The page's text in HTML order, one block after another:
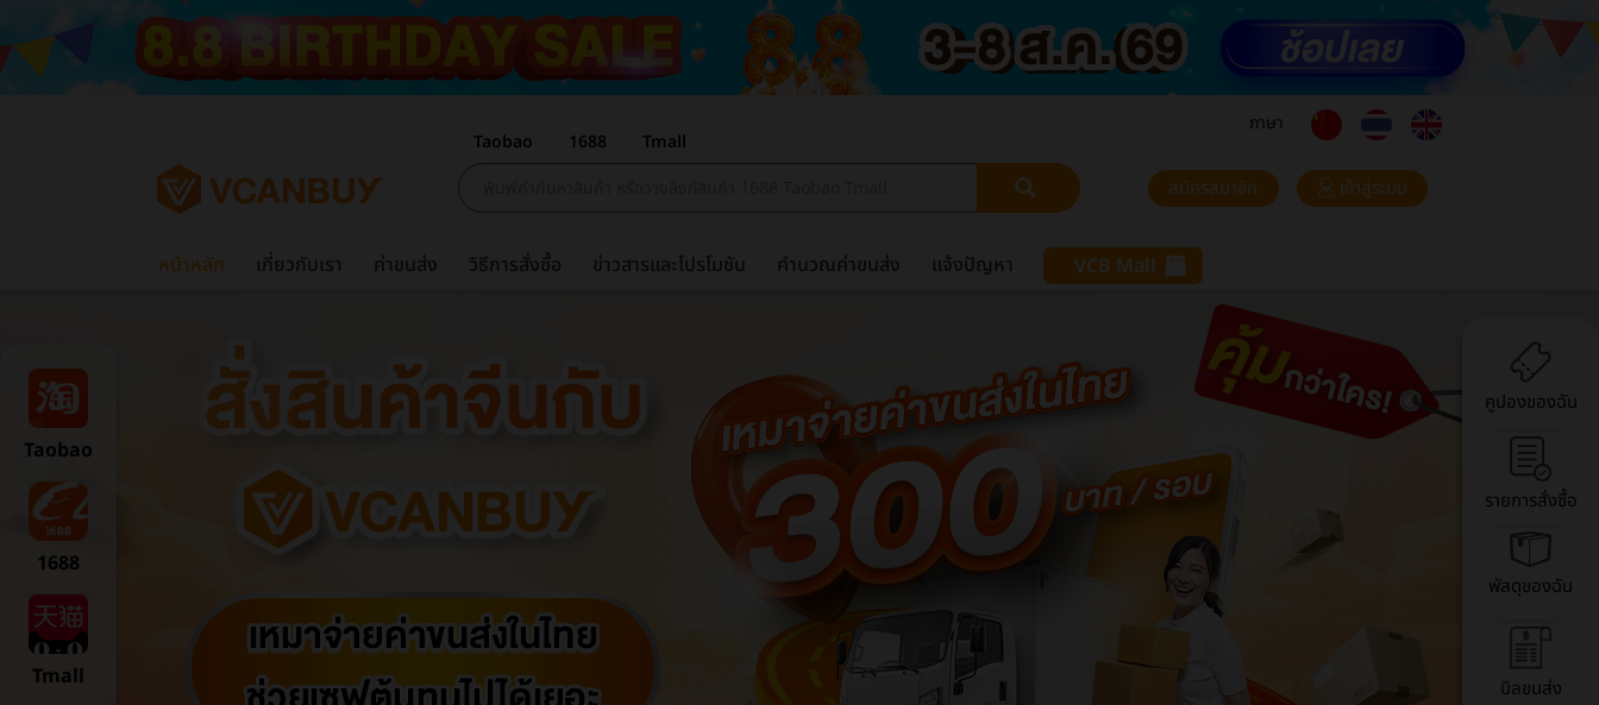
Taobao
1688
Tmall
คูปองของฉัน
รายการสั่งซื้อ
พัสดุของฉัน
บิลขนส่ง
ภาษา
Taobao 1688 Tmall
สมัครสมาชิก เข้าสู่ระบบ
หน้าหลัก เกี่ยวกับเรา ค่าขนส่ง วิธีการสั่งซื้อ ข่าวสารและโปรโมชัน คำนวณค่าขนส่ง แจ้งปัญหา VCB Mall